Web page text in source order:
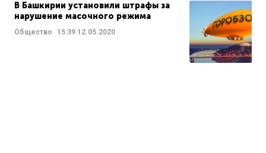
В Башкирии установили штрафы за
нарушение масочного режима
Общество 15:39 12.05.2020